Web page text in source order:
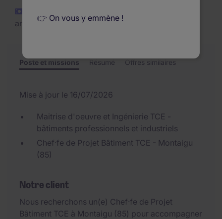
an
Poste et missions Résumé Offres similaires
Mise à jour le 16/07/2026
Maitrise d'oeuvre et Ingénierie TCE -
bâtiments professionnels et industriels
Chef·fe de Projet Bâtiment TCE - Montaigu
(85)
Notre client
Nous recherchons un(e) Chef·fe de Projet
Bâtiment TCE à Montaigu (85) pour accompagner
👉 On vous y emmène !